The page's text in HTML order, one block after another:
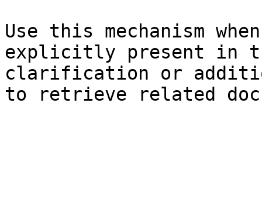
Use this mechanism
explicitly present in
clarification or